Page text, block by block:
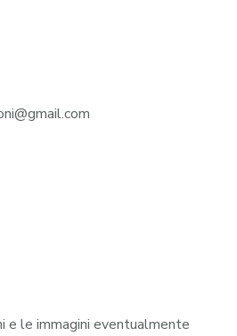
e le immagini eventualmente